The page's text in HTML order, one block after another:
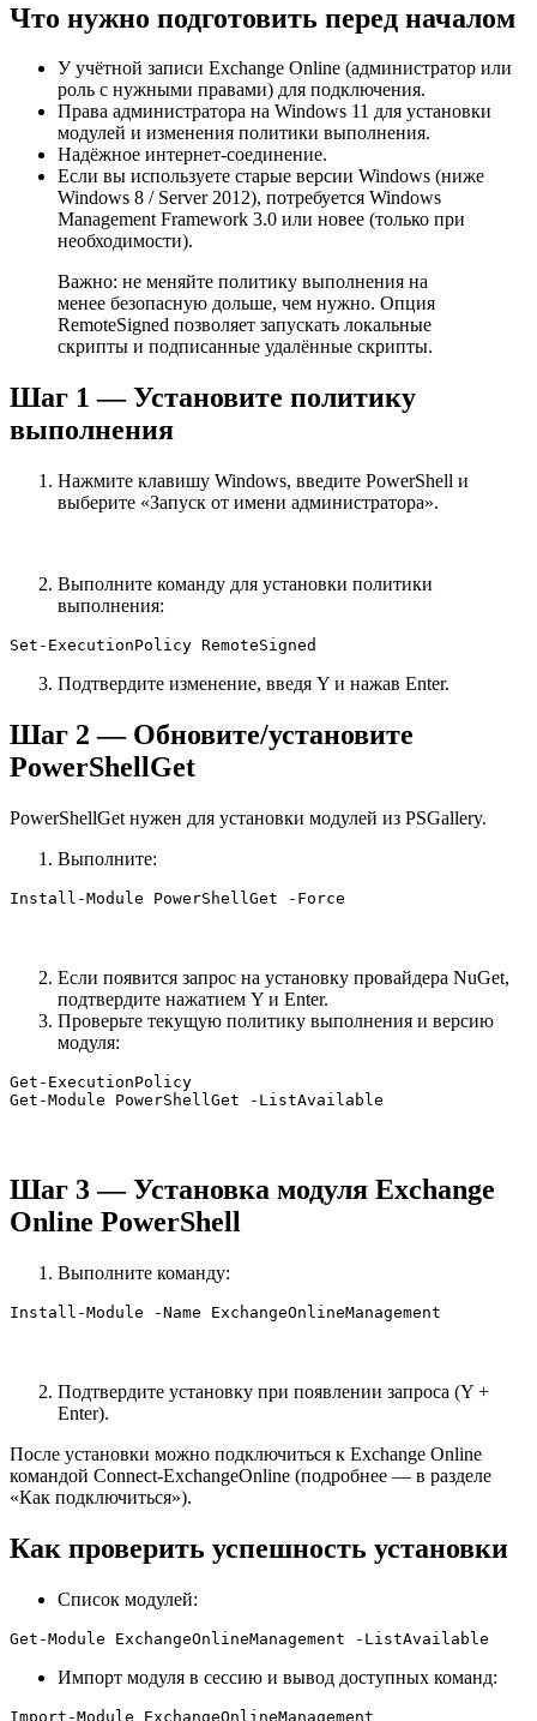
Что нужно подготовить перед началом
У учётной записи Exchange Online (администратор или
роль с нужными правами) для подключения.
Права администратора на Windows 11 для установки
модулей и изменения политики выполнения.
Надёжное интернет-соединение.
Если вы используете старые версии Windows (ниже
Windows 8 / Server 2012), потребуется Windows
Management Framework 3.0 или новее (только при
необходимости).
Важно: не меняйте политику выполнения на
менее безопасную дольше, чем нужно. Опция
RemoteSigned позволяет запускать локальные
скрипты и подписанные удалённые скрипты.
Шаг 1 — Установите политику
выполнения
Нажмите клавишу Windows, введите PowerShell и
выберите «Запуск от имени администратора».
Выполните команду для установки политики
выполнения:
Set-ExecutionPolicy RemoteSigned
Подтвердите изменение, введя Y и нажав Enter.
Шаг 2 — Обновите/установите
PowerShellGet
PowerShellGet нужен для установки модулей из PSGallery.
Выполните:
Install-Module PowerShellGet -Force
Если появится запрос на установку провайдера NuGet,
подтвердите нажатием Y и Enter.
Проверьте текущую политику выполнения и версию
модуля:
Get-ExecutionPolicy
Get-Module PowerShellGet -ListAvailable
Шаг 3 — Установка модуля Exchange
Online PowerShell
Выполните команду:
Install-Module -Name ExchangeOnlineManagement
Подтвердите установку при появлении запроса (Y +
Enter).
После установки можно подключиться к Exchange Online
командой Connect-ExchangeOnline (подробнее — в разделе
«Как подключиться»).
Как проверить успешность установки
Список модулей:
Get-Module ExchangeOnlineManagement -ListAvailable
Импорт модуля в сессию и вывод доступных команд:
Import-Module ExchangeOnlineManagement